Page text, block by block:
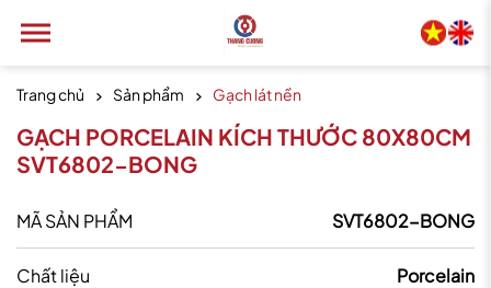
Trang chủ Sản phẩm Gạch lát nền
GẠCH PORCELAIN KÍCH THƯỚC 80X80CM
SVT6802-BONG
MÃ SẢN PHẨM SVT6802-BONG
Chất liệu Porcelain